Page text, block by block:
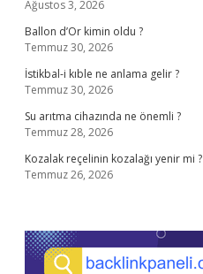
Ağustos 3, 2026
Ballon d’Or kimin oldu ?
Temmuz 30, 2026
İstikbal-i kıble ne anlama gelir ?
Temmuz 30, 2026
Su arıtma cihazında ne önemli ?
Temmuz 28, 2026
Kozalak reçelinin kozalağı yenir mi ?
Temmuz 26, 2026